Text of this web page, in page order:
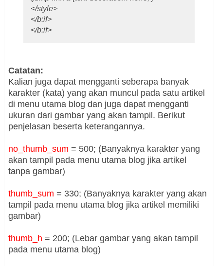
</style>
</b:if>
</b:if>
Catatan:
Kalian juga dapat mengganti seberapa banyak
karakter (kata) yang akan muncul pada satu artikel
di menu utama blog dan juga dapat mengganti
ukuran dari gambar yang akan tampil. Berikut
penjelasan beserta keterangannya.
no_thumb_sum = 500; (Banyaknya karakter yang
akan tampil pada menu utama blog jika artikel
tanpa gambar)
thumb_sum = 330; (Banyaknya karakter yang akan
tampil pada menu utama blog jika artikel memiliki
gambar)
thumb_h = 200; (Lebar gambar yang akan tampil
pada menu utama blog)